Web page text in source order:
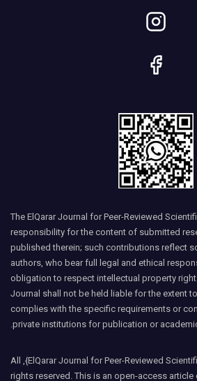
The ElQarar Journal for Peer-Reviewed
responsibility for the content of submitted
published therein; such contributions reflect
authors, who bear full legal and ethical
obligation to respect intellectual property
Journal shall not be held liable for the extent
complies with the specific requirements or
private institutions for publication or
© 2026 {ElQarar Journal for Peer-Reviewed Scientific Research}, All
rights reserved. This is an open-access